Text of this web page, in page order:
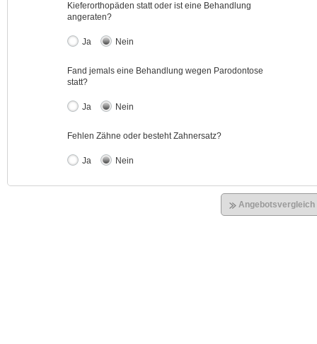
Kieferorthopäden statt oder ist eine Behandlung
angeraten?
Ja Nein
Fand jemals eine Behandlung wegen Parodontose
statt?
Ja Nein
Fehlen Zähne oder besteht Zahnersatz?
Ja Nein
Angebotsvergleich